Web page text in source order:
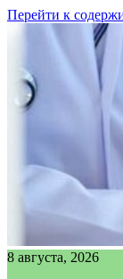
Перейти к
8 августа, 2026